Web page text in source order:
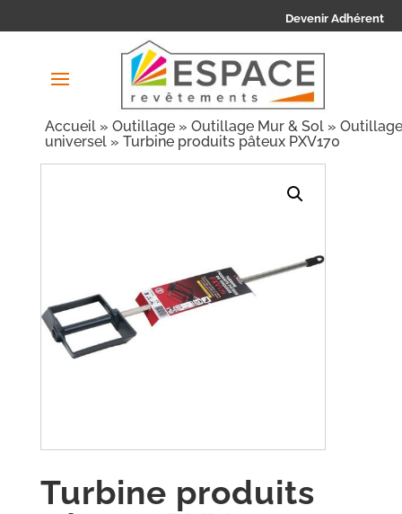
Devenir Adhérent
Accueil » Outillage » Outillage Mur & Sol » Outillage
universel » Turbine produits pâteux PXV170
Turbine produits